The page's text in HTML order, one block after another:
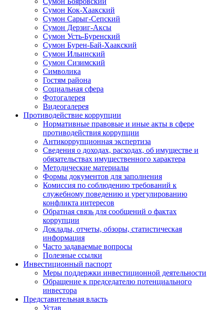
Сумон Кок-Хаакский
Сумон Сарыг-Сепский
Сумон Дерзиг-Аксы
Сумон Усть-Буренский
Сумон Бурен-Бай-Хаакский
Сумон Ильинский
Сумон Сизимский
Символика
Гостям района
Социальная сфера
Фотогалерея
Видеогалерея
Противодействие коррупции
Нормативные правовые и иные акты в сфере
противодействия коррупции
Антикоррупционная экспертиза
Сведения о доходах, расходах, об имуществе и
обязательствах имущественного характера
Методические материалы
Формы документов для заполнения
Комиссия по соблюдению требований к
служебному поведению и урегулированию
конфликта интересов
Обратная связь для сообщений о фактах
коррупции
Доклады, отчеты, обзоры, статистическая
информация
Часто задаваемые вопросы
Полезные ссылки
Инвестиционный паспорт
Меры поддержки инвестиционной деятельности
Обращение к председателю потенциального
инвестора
Представительная власть
Устав